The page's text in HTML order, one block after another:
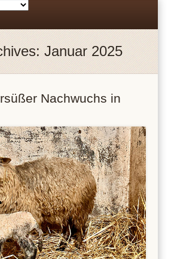
Januar 2025
Nachwuchs in